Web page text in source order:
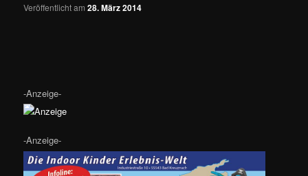
Veröffentlicht am28. März 2014
-Anzeige-
-Anzeige-